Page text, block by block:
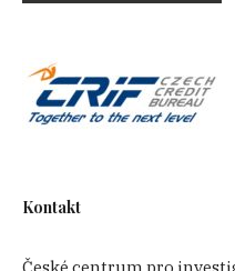
Kontakt
České centrum pro